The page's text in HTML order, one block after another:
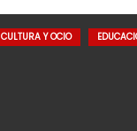
CULTURA Y OCIO